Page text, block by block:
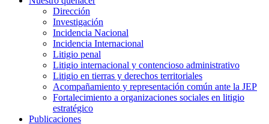
Dirección
Investigación
Incidencia Nacional
Incidencia Internacional
Litigio penal
Litigio internacional y contencioso administrativo
Litigio en tierras y derechos territoriales
Acompañamiento y representación común ante la JEP
Fortalecimiento a organizaciones sociales en litigio
estratégico
Publicaciones